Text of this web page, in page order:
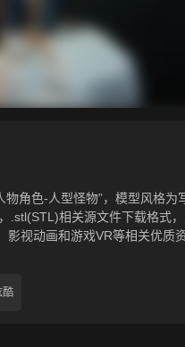
角色-人型怪物”，模型风格
相关源文件下载格式
视动画和游戏VR等相关优质资
酷